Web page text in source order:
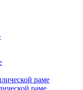
раме
раме